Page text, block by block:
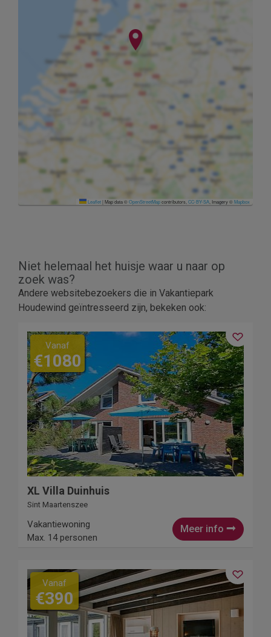
Leaflet|Map data ©OpenStreetMapcontributors,CC-BY-SA, Imagery ©Mapbox
Niet helemaal het huisje waar u naar op
zoek was?
Andere websitebezoekers die in Vakantiepark
Houdewind geïntresseerd zijn, bekeken ook:
Vanaf
€1080
XL Villa Duinhuis
Sint Maartenszee
Meer info
Vakantiewoning
Max. 14 personen
Vanaf
€390